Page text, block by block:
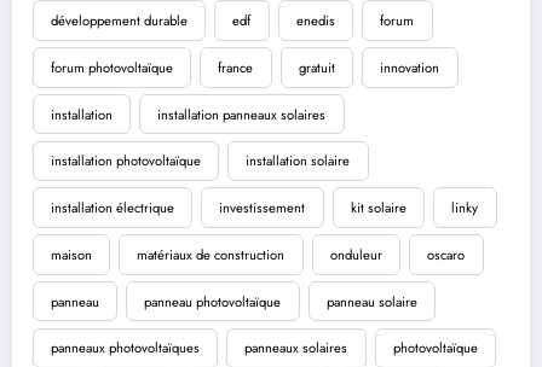
développement durable edf enedis forum
forum photovoltaïque france gratuit innovation
installation installation panneaux solaires
installation photovoltaïque installation solaire
installation électrique investissement kit solaire linky
maison matériaux de construction onduleur oscaro
panneau panneau photovoltaïque panneau solaire
panneaux photovoltaïques panneaux solaires photovoltaïque